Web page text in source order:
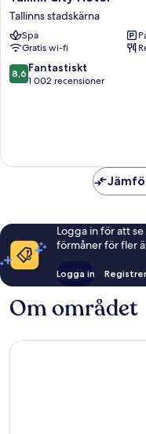
City
Hotel
Tallinns
stadskärna
Tallinns stadskärna
Spa
Gratis wi-fi
8.6
av
8,6 Fantastiskt
1 002 recensioner
Logga in för att
förmåner för fler
Logga in
Om området